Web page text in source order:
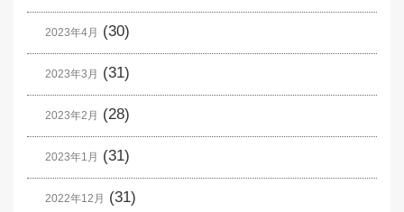
2023年4月 (30)
2023年3月 (31)
2023年2月 (28)
2023年1月 (31)
2022年12月 (31)